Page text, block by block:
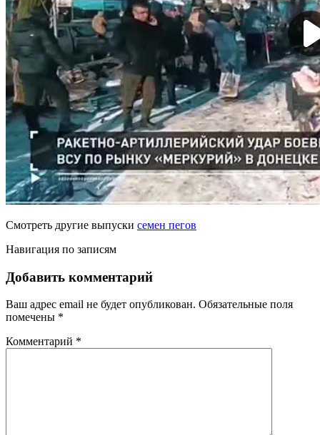
Смотреть другие выпуски семен пегов
Навигация по записям
Добавить комментарий
Ваш адрес email не будет опубликован. Обязательные поля
помечены *
Комментарий *